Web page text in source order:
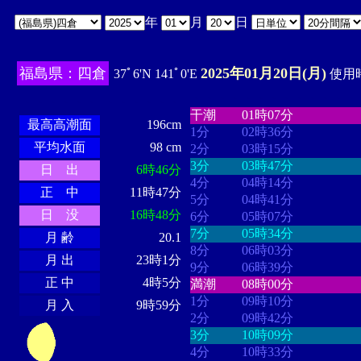
年 月 日
福島県：四倉 37ﾟ6'N 141ﾟ0'E 2025年01月20日(月) 使用
最高高潮面
196cm
平均水面
98 cm
日 出
6時46分
正 中
11時47分
日 没
16時48分
月 齢
20.1
月 出
23時1分
正 中
4時5分
月 入
9時59分
干潮
01時07分
1分
02時36分
2分
03時15分
3分
03時47分
4分
04時14分
5分
04時41分
6分
05時07分
7分
05時34分
8分
06時03分
9分
06時39分
満潮
08時00分
1分
09時10分
2分
09時42分
3分
10時09分
4分
10時33分